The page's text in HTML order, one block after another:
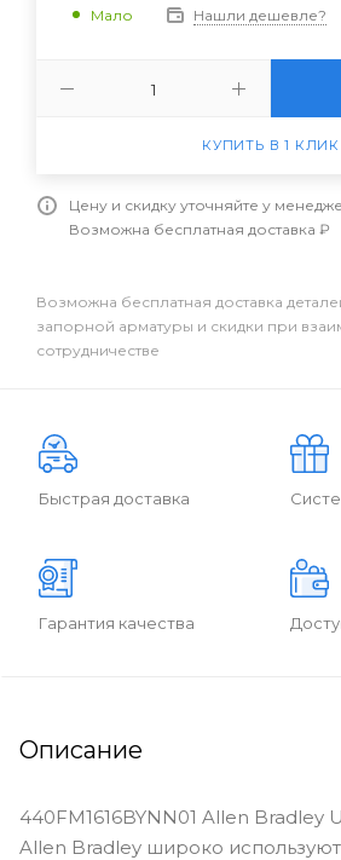
Мало Нашли дешевле?
КУПИТЬ В 1 КЛИК
Цену и скидку уточняйте у
Возможна бесплатная доставка ₽
Возможна бесплатная доставка
запорной арматуры и скидки при
сотрудничестве
Быстрая доставка
Гарантия качества
Описание
440FM1616BYNN01 Allen Bradley
Allen Bradley широко